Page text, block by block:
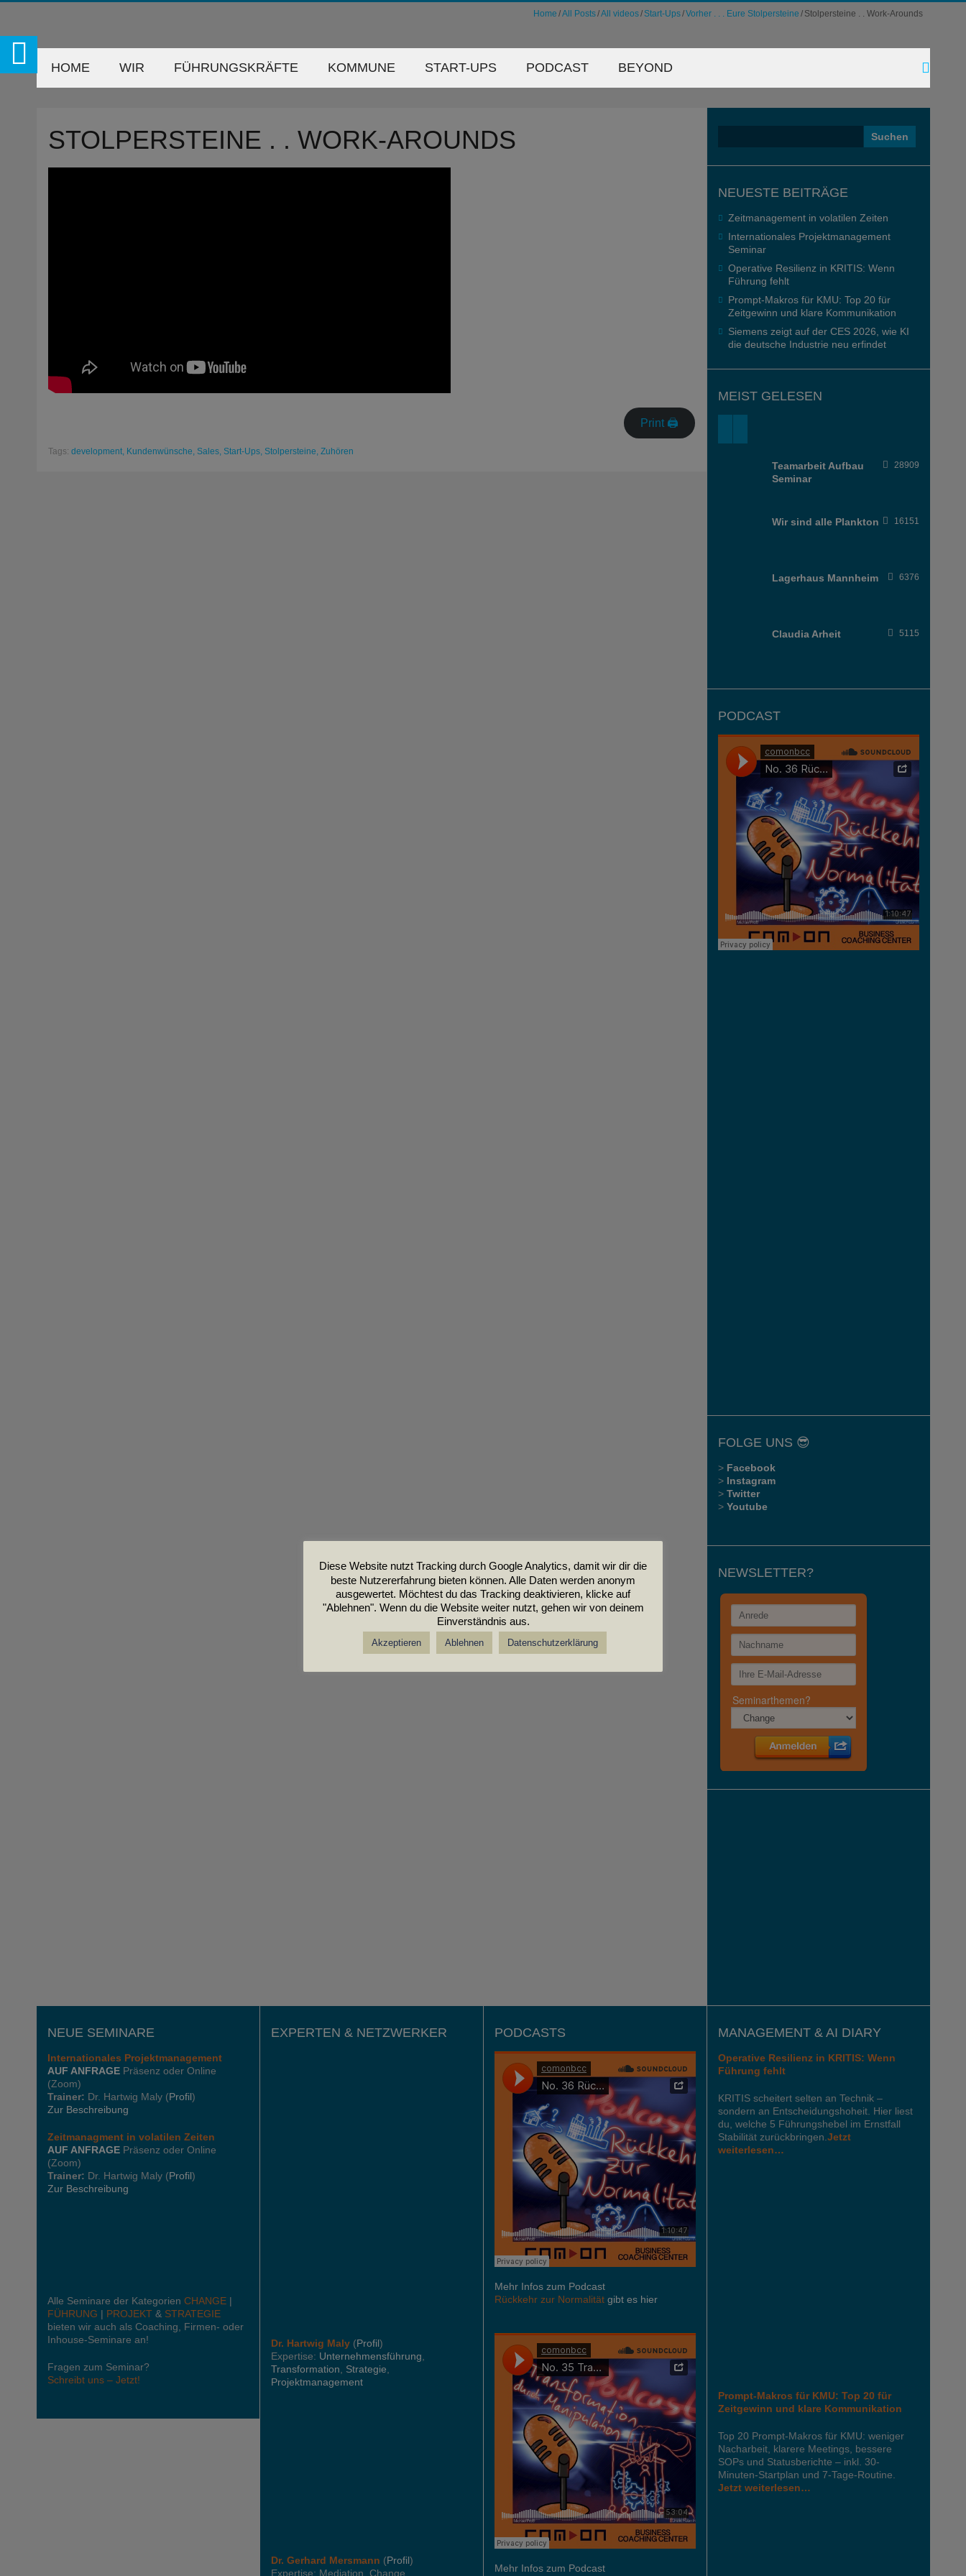
Home All Posts All videos Start-Ups Vorher . . . Eure Stolpersteine Stolpersteine . . Work-Arounds
HOME WIR FÜHRUNGSKRÄFTE KOMMUNE START-UPS PODCAST BEYOND
STOLPERSTEINE . . WORK-AROUNDS
Print 🖨
Tags: development, Kundenwünsche, Sales, Start-Ups, Stolpersteine, Zuhören
NEUESTE BEITRÄGE
Zeitmanagement in volatilen Zeiten
Internationales Projektmanagement
Seminar
Operative Resilienz in KRITIS: Wenn
Führung fehlt
Prompt-Makros für KMU: Top 20 für
Zeitgewinn und klare Kommunikation
Siemens zeigt auf der CES 2026, wie KI
die deutsche Industrie neu erfindet
MEIST GELESEN
Teamarbeit Aufbau
Seminar
28909
Wir sind alle Plankton 16151
Lagerhaus Mannheim 6376
Claudia Arheit 5115
PODCAST
FOLGE UNS 😎
> Facebook
> Instagram
> Twitter
> Youtube
NEWSLETTER?
NEUE SEMINARE
Internationales Projektmanagement
AUF ANFRAGEPräsenz oder Online
(Zoom)
Trainer: Dr. Hartwig Maly (Profil)
Zur Beschreibung
Zeitmanagment in volatilen Zeiten
AUF ANFRAGEPräsenz oder Online
(Zoom)
Trainer: Dr. Hartwig Maly (Profil)
Zur Beschreibung
Alle Seminare der Kategorien CHANGE|
FÜHRUNG | PROJEKT& STRATEGIE
bieten wir auch als Coaching, Firmen- oder
Inhouse-Seminare an!
Fragen zum Seminar?
Schreibt uns – Jetzt!
EXPERTEN & NETZWERKER
Dr. Hartwig Maly(Profil)
Expertise: Unternehmensführung,
Transformation, Strategie,
Projektmanagement
Dr. Gerhard Mersmann (Profil)
Expertise: Mediation, Change,
PODCASTS
Mehr Infos zum Podcast
Rückkehr zur Normalität gibt es hier
Mehr Infos zum Podcast
MANAGEMENT & AI DIARY
Operative Resilienz in KRITIS: Wenn
Führung fehlt
KRITIS scheitert selten an Technik –
sondern an Entscheidungshoheit. Hier liest
du, welche 5 Führungshebel im Ernstfall
Stabilität zurückbringen. Jetzt
weiterlesen…
Prompt-Makros für KMU: Top 20 für
Zeitgewinn und klare Kommunikation
Top 20 Prompt-Makros für KMU: weniger
Nacharbeit, klarere Meetings, bessere
SOPs und Statusberichte – inkl. 30-
Minuten-Startplan und 7-Tage-Routine.
Jetzt weiterlesen…
Diese Website nutzt Tracking durch Google Analytics, damit wir dir die
beste Nutzererfahrung bieten können. Alle Daten werden anonym
ausgewertet. Möchtest du das Tracking deaktivieren, klicke auf
"Ablehnen". Wenn du die Website weiter nutzt, gehen wir von deinem
Einverständnis aus.
Akzeptieren Ablehnen Datenschutzerklärung